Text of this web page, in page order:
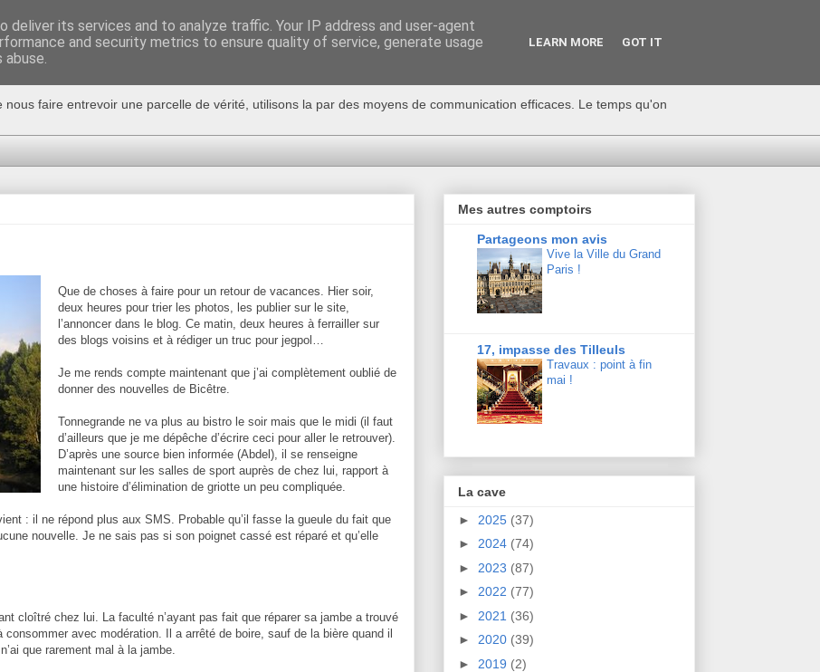
faire entrevoir une parcelle de vérité, utilisons la par des moyens de communication efficaces. Le temps qu'on
Que de choses à faire pour un retour de vacances. Hier soir,
deux heures pour trier les photos, les publier sur le site,
l’annoncer dans le blog. Ce matin, deux heures à ferrailler sur
des blogs voisins et à rédiger un truc pour jegpol…
Je me rends compte maintenant que j’ai complètement oublié de
donner des nouvelles de Bicêtre.
Tonnegrande ne va plus au bistro le soir mais que le midi (il faut
d’ailleurs que je me dépêche d’écrire ceci pour aller le retrouver).
D’après une source bien informée (Abdel), il se renseigne
maintenant sur les salles de sport auprès de chez lui, rapport à
une histoire d’élimination de griotte un peu compliquée.
: il ne répond plus aux SMS. Probable qu’il fasse la gueule du fait que
nouvelle. Je ne sais pas si son poignet cassé est réparé et qu’elle
cloîtré chez lui. La faculté n’ayant pas fait que réparer sa jambe a trouvé
avec modération. Il a arrêté de boire, sauf de la bière quand il
que rarement mal à la jambe.
Mes autres comptoirs
Partageons mon avis
Vive la Ville du Grand
Paris !
17, impasse des Tilleuls
Travaux : point à fin
mai !
La cave
► 2025 (37)
► 2024 (74)
► 2023 (87)
► 2022 (77)
► 2021 (36)
► 2020 (39)
► 2019 (2)
deliver its services and to analyze traffic. Your IP address and user-agent
and security metrics to ensure quality of service, generate usage
LEARN MORE GOT IT